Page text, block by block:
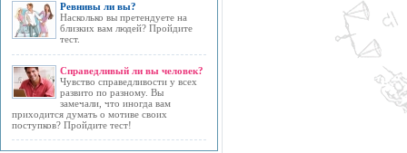
Ревнивы ли вы?
Насколько вы претендуете на
близких вам людей? Пройдите
тест.
Справедливый ли вы человек?
Чувство справедливости у всех
развито по разному. Вы
замечали, что иногда вам
приходится думать о мотиве своих
поступков? Пройдите тест!